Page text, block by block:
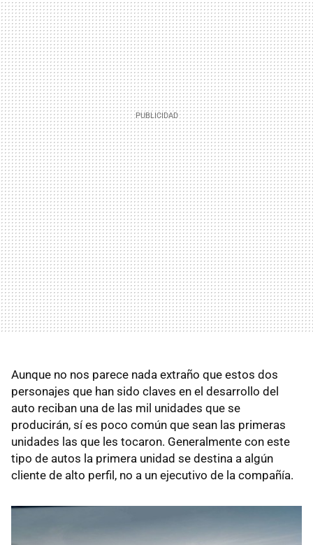
Aunque no nos parece nada extraño que estos dos
personajes que han sido claves en el desarrollo del
auto reciban una de las mil unidades que se
producirán, sí es poco común que sean las primeras
unidades las que les tocaron. Generalmente con este
tipo de autos la primera unidad se destina a algún
cliente de alto perfil, no a un ejecutivo de la compañía.